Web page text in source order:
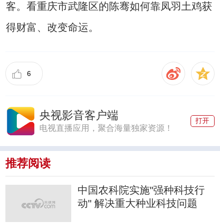
客。看重庆市武隆区的陈骞如何靠凤羽土鸡获
得财富、改变命运。
6
央视影音客户端
电视直播应用，聚合海量独家资源！
打开
推荐阅读
中国农科院实施"强种科技行
动" 解决重大种业科技问题